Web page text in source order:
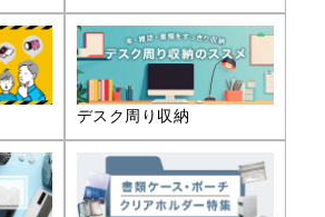
デスク周り収納